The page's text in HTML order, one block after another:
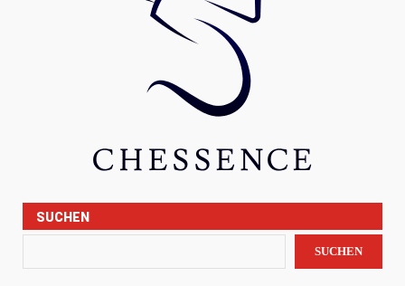
SUCHEN
SUCHEN